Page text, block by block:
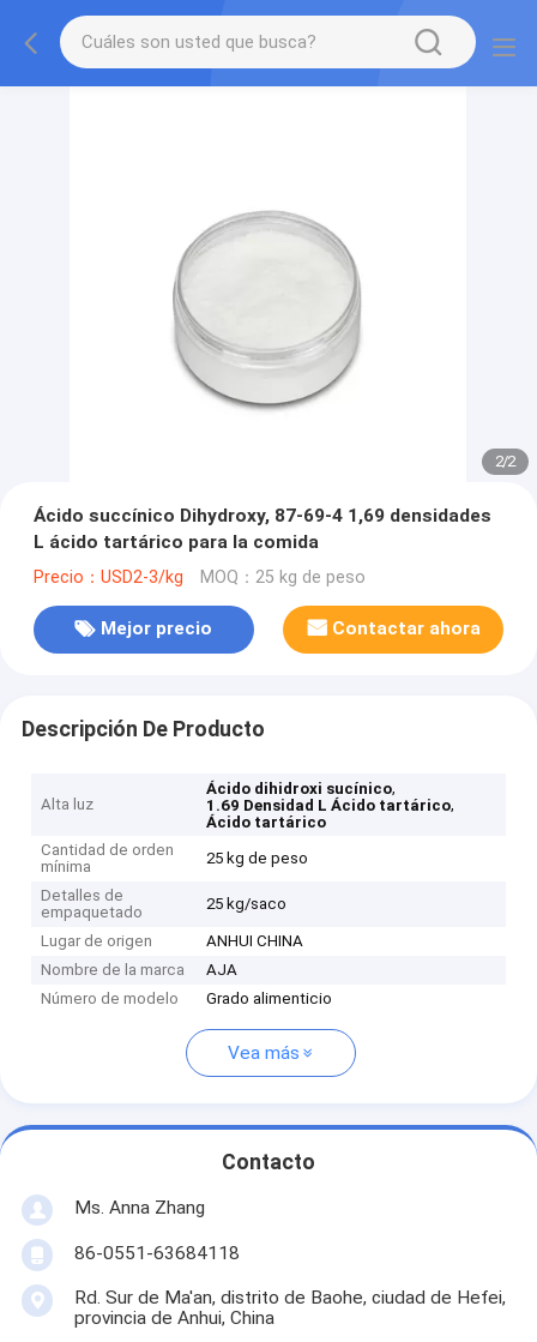
2/2
Ácido succínico Dihydroxy, 87-69-4 1,69 densidades
L ácido tartárico para la comida
Precio：USD2-3/kg MOQ：25 kg de peso
Mejor precio Contactar ahora
Descripción De Producto
Alta luz
Ácido dihidroxi sucínico,
1.69 Densidad L Ácido tartárico,
Ácido tartárico
Cantidad de orden
mínima
25 kg de peso
Detalles de
empaquetado
25 kg/saco
Lugar de origen
ANHUI CHINA
Nombre de la marca
AJA
Número de modelo
Grado alimenticio
Vea más
Contacto
Ms. Anna Zhang
86-0551-63684118
Rd. Sur de Ma'an, distrito de Baohe, ciudad de Hefei,
provincia de Anhui, China